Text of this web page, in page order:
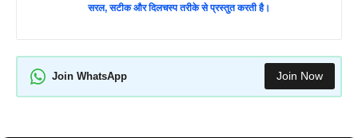
सरल, सटीक और दिलचस्प तरीके से प्रस्तुत करती है।
Join WhatsApp Join Now